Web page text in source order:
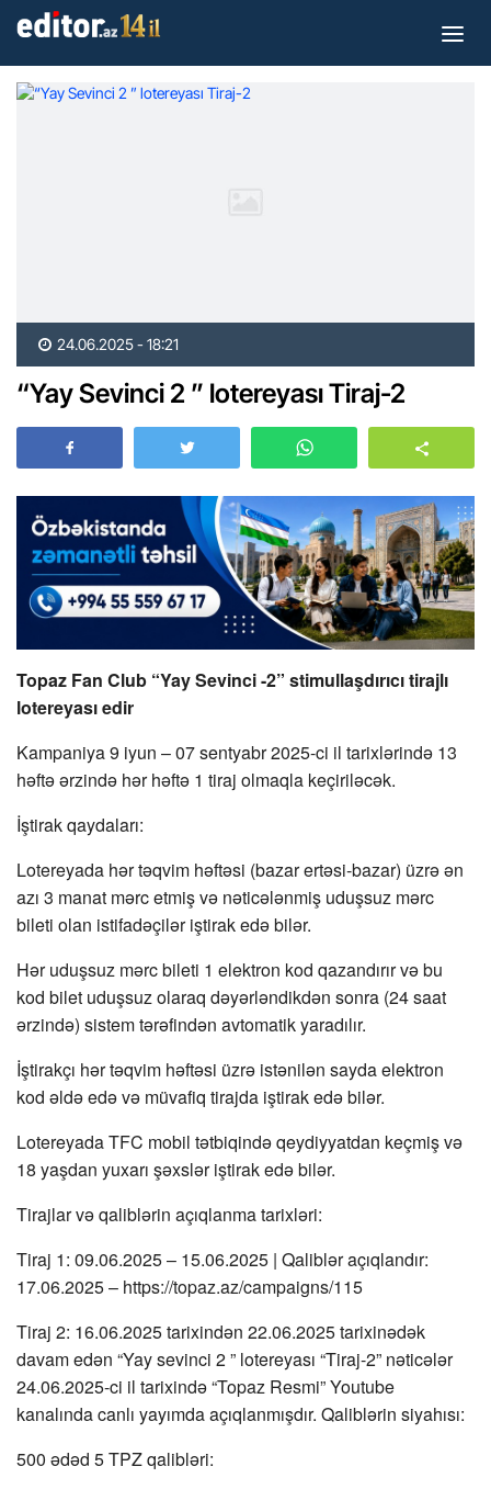
24.06.2025 - 18:21
“Yay Sevinci 2 ” lotereyası Tiraj-2
Topaz Fan Club “Yay Sevinci -2” stimullaşdırıcı tirajlı
lotereyası edir
Kampaniya 9 iyun – 07 sentyabr 2025-ci il tarixlərində 13
həftə ərzində hər həftə 1 tiraj olmaqla keçiriləcək.
İştirak qaydaları:
Lotereyada hər təqvim həftəsi (bazar ertəsi-bazar) üzrə ən
azı 3 manat mərc etmiş və nəticələnmiş uduşsuz mərc
bileti olan istifadəçilər iştirak edə bilər.
Hər uduşsuz mərc bileti 1 elektron kod qazandırır və bu
kod bilet uduşsuz olaraq dəyərləndikdən sonra (24 saat
ərzində) sistem tərəfindən avtomatik yaradılır.
İştirakçı hər təqvim həftəsi üzrə istənilən sayda elektron
kod əldə edə və müvafiq tirajda iştirak edə bilər.
Lotereyada TFC mobil tətbiqində qeydiyyatdan keçmiş və
18 yaşdan yuxarı şəxslər iştirak edə bilər.
Tirajlar və qaliblərin açıqlanma tarixləri:
Tiraj 1: 09.06.2025 – 15.06.2025 | Qaliblər açıqlandır:
17.06.2025 – https://topaz.az/campaigns/115
Tiraj 2: 16.06.2025 tarixindən 22.06.2025 tarixinədək
davam edən “Yay sevinci 2 ” lotereyası “Tiraj-2” nəticələr
24.06.2025-ci il tarixində “Topaz Resmi” Youtube
kanalında canlı yayımda açıqlanmışdır. Qaliblərin siyahısı:
500 ədəd 5 TPZ qalibləri: